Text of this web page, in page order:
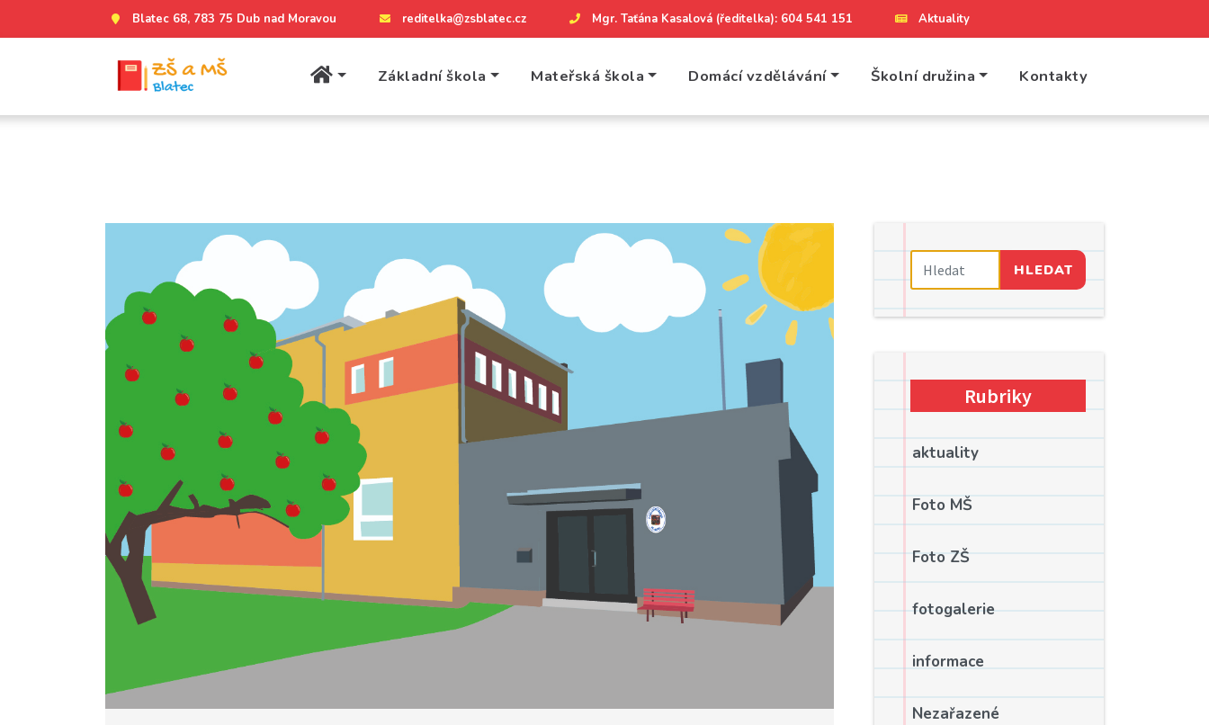
Blatec 68, 783 75 Dub nad Moravou reditelka@zsblatec.cz Mgr. Taťána Kasalová (ředitelka): 604 541 151 Aktuality
Základní škola Mateřská škola Domácí vzdělávání Školní družina Kontakty
HLEDAT
Rubriky
aktuality
Foto MŠ
Foto ZŠ
fotogalerie
informace
Nezařazené